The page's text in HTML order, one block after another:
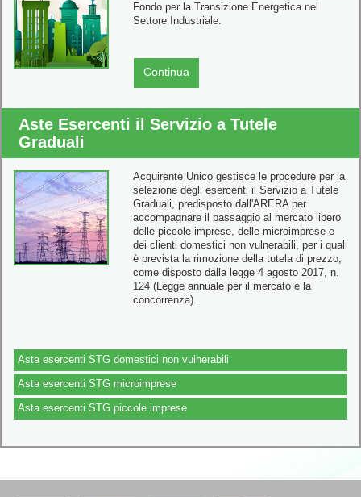
Fondo per la Transizione Energetica nel
Settore Industriale.
Continua
Aste Esercenti il Servizio a Tutele
Graduali
Acquirente Unico gestisce le procedure per la
selezione degli esercenti il Servizio a Tutele
Graduali, predisposto dall'ARERA per
accompagnare il passaggio al mercato libero
delle piccole imprese, delle microimprese e
dei clienti domestici non vulnerabili, per i quali
è prevista la rimozione della tutela di prezzo,
come disposto dalla legge 4 agosto 2017, n.
124 (Legge annuale per il mercato e la
concorrenza).
Asta esercenti STG domestici non vulnerabili
Asta esercenti STG microimprese
Asta esercenti STG piccole imprese